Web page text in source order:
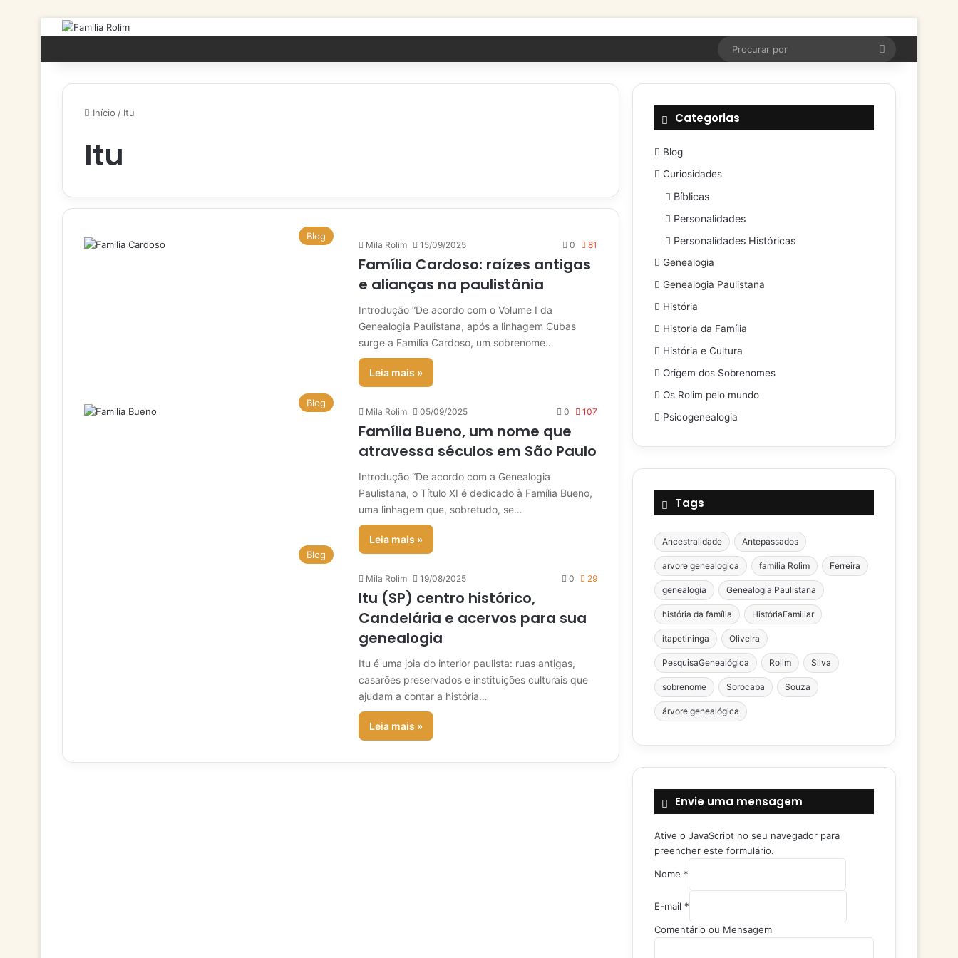
Início / Itu
Itu
Blog
Mila Rolim 15/09/2025 0 81
Família Cardoso: raízes antigas
e alianças na paulistânia
Introdução “De acordo com o Volume I da
Genealogia Paulistana, após a linhagem Cubas
surge a Família Cardoso, um sobrenome…
Leia mais »
Blog
Mila Rolim 05/09/2025 0 107
Família Bueno, um nome que
atravessa séculos em São Paulo
Introdução “De acordo com a Genealogia
Paulistana, o Título XI é dedicado à Família Bueno,
uma linhagem que, sobretudo, se…
Leia mais »
Blog
Mila Rolim 19/08/2025 0 29
Itu (SP) centro histórico,
Candelária e acervos para sua
genealogia
Itu é uma joia do interior paulista: ruas antigas,
casarões preservados e instituições culturais que
ajudam a contar a história…
Leia mais »
Categorias
Blog
Curiosidades
Bíblicas
Personalidades
Personalidades Históricas
Genealogia
Genealogia Paulistana
História
Historia da Família
História e Cultura
Origem dos Sobrenomes
Os Rolim pelo mundo
Psicogenealogia
Tags
Ancestralidade Antepassados
arvore genealogica família Rolim Ferreira
genealogia Genealogia Paulistana
história da família HistóriaFamiliar
itapetininga Oliveira
PesquisaGenealógica Rolim Silva
sobrenome Sorocaba Souza
árvore genealógica
Envie uma mensagem
Ative o JavaScript no seu navegador para
preencher este formulário.
u
e
n
s
Nome *
E-mail *
Comentário ou Mensagem